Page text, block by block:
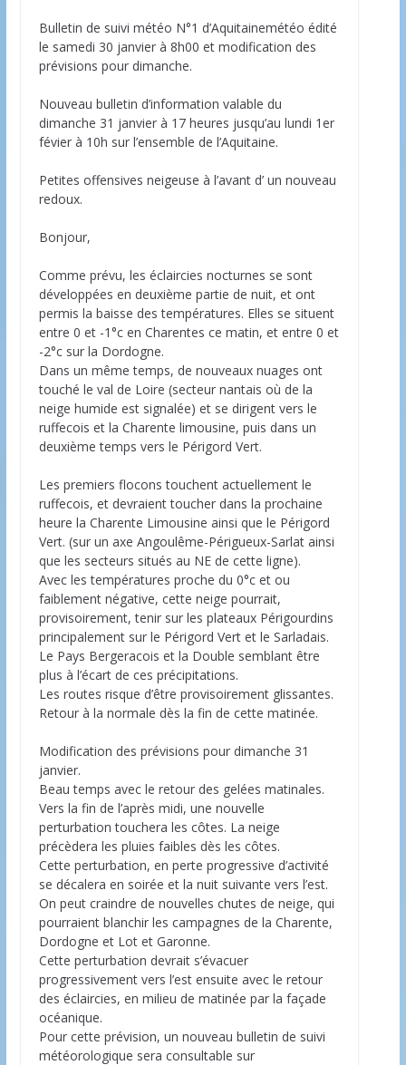
Bulletin de suivi météo N°1 d’Aquitainemétéo édité
le samedi 30 janvier à 8h00 et modification des
prévisions pour dimanche.
Nouveau bulletin d’information valable du
dimanche 31 janvier à 17 heures jusqu’au lundi 1er
févier à 10h sur l’ensemble de l’Aquitaine.
Petites offensives neigeuse à l’avant d’ un nouveau
redoux.
Bonjour,
Comme prévu, les éclaircies nocturnes se sont
développées en deuxième partie de nuit, et ont
permis la baisse des températures. Elles se situent
entre 0 et -1°c en Charentes ce matin, et entre 0 et
-2°c sur la Dordogne.
Dans un même temps, de nouveaux nuages ont
touché le val de Loire (secteur nantais où de la
neige humide est signalée) et se dirigent vers le
ruffecois et la Charente limousine, puis dans un
deuxième temps vers le Périgord Vert.
Les premiers flocons touchent actuellement le
ruffecois, et devraient toucher dans la prochaine
heure la Charente Limousine ainsi que le Périgord
Vert. (sur un axe Angoulême-Périgueux-Sarlat ainsi
que les secteurs situés au NE de cette ligne).
Avec les températures proche du 0°c et ou
faiblement négative, cette neige pourrait,
provisoirement, tenir sur les plateaux Périgourdins
principalement sur le Périgord Vert et le Sarladais.
Le Pays Bergeracois et la Double semblant être
plus à l’écart de ces précipitations.
Les routes risque d’être provisoirement glissantes.
Retour à la normale dès la fin de cette matinée.
Modification des prévisions pour dimanche 31
janvier.
Beau temps avec le retour des gelées matinales.
Vers la fin de l’après midi, une nouvelle
perturbation touchera les côtes. La neige
précèdera les pluies faibles dès les côtes.
Cette perturbation, en perte progressive d’activité
se décalera en soirée et la nuit suivante vers l’est.
On peut craindre de nouvelles chutes de neige, qui
pourraient blanchir les campagnes de la Charente,
Dordogne et Lot et Garonne.
Cette perturbation devrait s’évacuer
progressivement vers l’est ensuite avec le retour
des éclaircies, en milieu de matinée par la façade
océanique.
Pour cette prévision, un nouveau bulletin de suivi
météorologique sera consultable sur